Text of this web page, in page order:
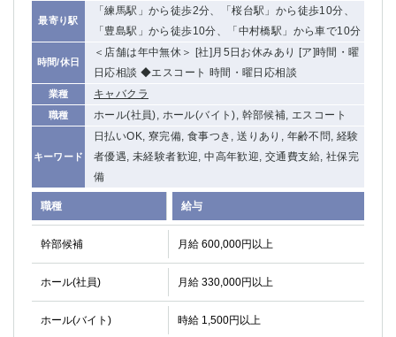
最寄り駅
「練馬駅」から徒歩2分、「桜台駅」から徒歩10分、
「豊島駅」から徒歩10分、「中村橋駅」から車で10分
時間/休日
＜店舗は年中無休＞ [社]月5日お休みあり [ア]時間・曜
日応相談 ◆エスコート 時間・曜日応相談
業種 キャバクラ
職種 ホール(社員), ホール(バイト), 幹部候補, エスコート
キーワード
日払いOK, 寮完備, 食事つき, 送りあり, 年齢不問, 経験
者優遇, 未経験者歓迎, 中高年歓迎, 交通費支給, 社保完
備
職種 給与
幹部候補 月給 600,000円以上
ホール(社員) 月給 330,000円以上
ホール(バイト) 時給 1,500円以上